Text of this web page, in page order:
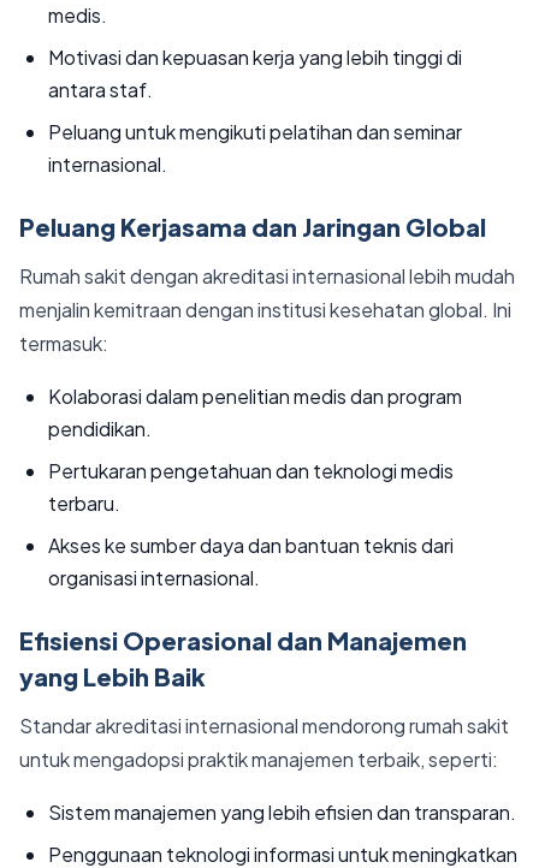
medis.
Motivasi dan kepuasan kerja yang lebih tinggi di
antara staf.
Peluang untuk mengikuti pelatihan dan seminar
internasional.
Peluang Kerjasama dan Jaringan Global
Rumah sakit dengan akreditasi internasional lebih mudah
menjalin kemitraan dengan institusi kesehatan global. Ini
termasuk:
Kolaborasi dalam penelitian medis dan program
pendidikan.
Pertukaran pengetahuan dan teknologi medis
terbaru.
Akses ke sumber daya dan bantuan teknis dari
organisasi internasional.
Efisiensi Operasional dan Manajemen
yang Lebih Baik
Standar akreditasi internasional mendorong rumah sakit
untuk mengadopsi praktik manajemen terbaik, seperti:
Sistem manajemen yang lebih efisien dan transparan.
Penggunaan teknologi informasi untuk meningkatkan